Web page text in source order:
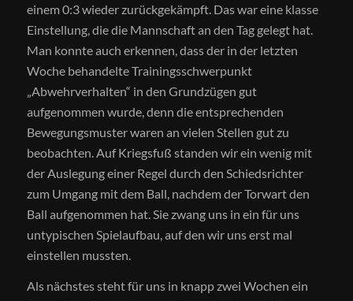
einem 0:3 wieder zurückgekämpft. Das war eine klasse
Einstellung, die die Mannschaft an den Tag gelegt hat.
Man konnte auch erkennen, dass der in der letzten
Woche behandelte Trainingsschwerpunkt
„Abwehrverhalten“ in den Grundzügen gut
aufgenommen wurde, denn die entsprechenden
Bewegungsmuster waren an vielen Stellen gut zu
beobachten. Auf Kriegsfuß standen wir ein wenig mit
der Auslegung einer Regel durch den Schiedsrichter
zum Umgang mit dem Ball, nachdem der Torwart den
Ball aufgenommen hat. Sie zwang uns in ein für uns
untypischen Spielaufbau, auf den wir uns erst mal
einstellen mussten.
Als nächstes steht für uns in knapp zwei Wochen ein